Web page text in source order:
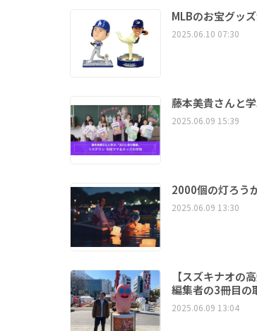
MLBのお宝グッ
2025.06.10 07:30
藤本美貴さんと
2025.06.09 15:39
2000個の灯ろう
2025.06.09 13:30
【スズキナオ
編集者の3冊目の
2025.06.09 13:04